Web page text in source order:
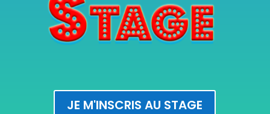
JE M'INSCRIS AU STAGE